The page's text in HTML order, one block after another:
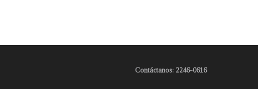
Contáctanos: 2246-0616